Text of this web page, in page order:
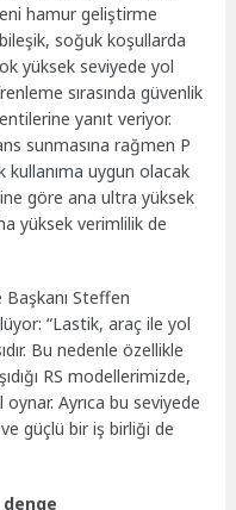
hamur geliştirme
soğuk koşullarda
yüksek seviyede yol
sırasında güvenlik
yanıt veriyor.
sunmasına rağmen P
uygun olacak
göre ana ultra yüksek
yüksek verimlilik de
Steffen
“Lastik, araç ile yol
Bu nedenle özellikle
RS modellerimizde,
Ayrıca bu seviyede
güçlü bir iş birliği de